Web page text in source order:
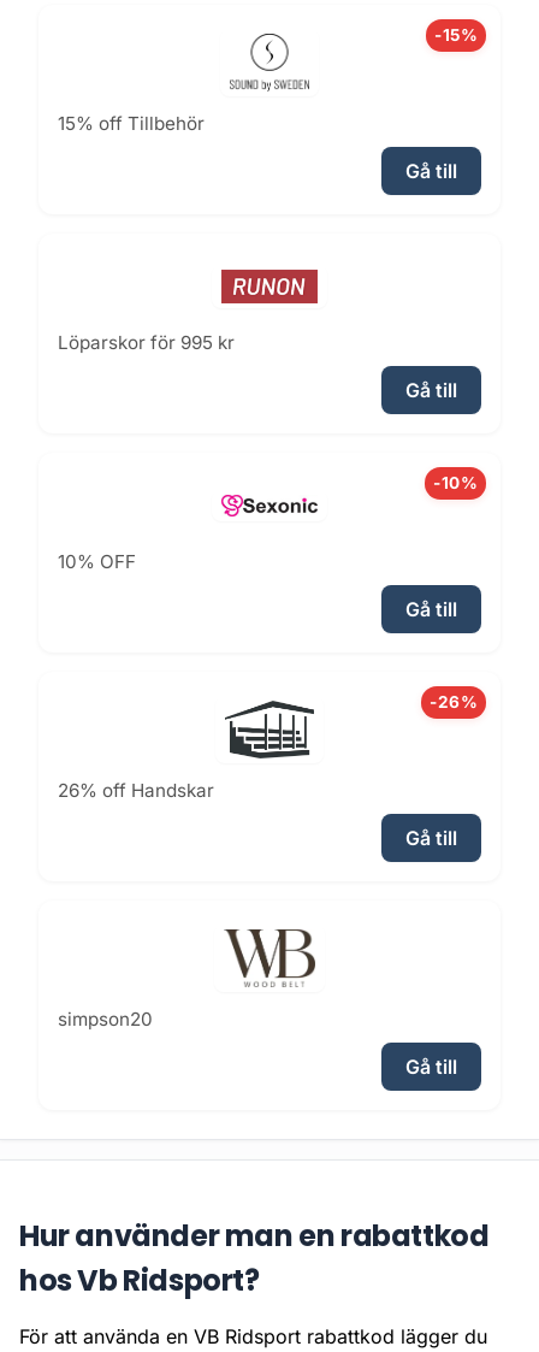
-15%
15% off Tillbehör
Gå till
Löparskor för 995 kr
Gå till
-10%
10% OFF
Gå till
-26%
26% off Handskar
Gå till
simpson20
Gå till
Hur använder man en rabattkod
hos Vb Ridsport?
För att använda en VB Ridsport rabattkod lägger du